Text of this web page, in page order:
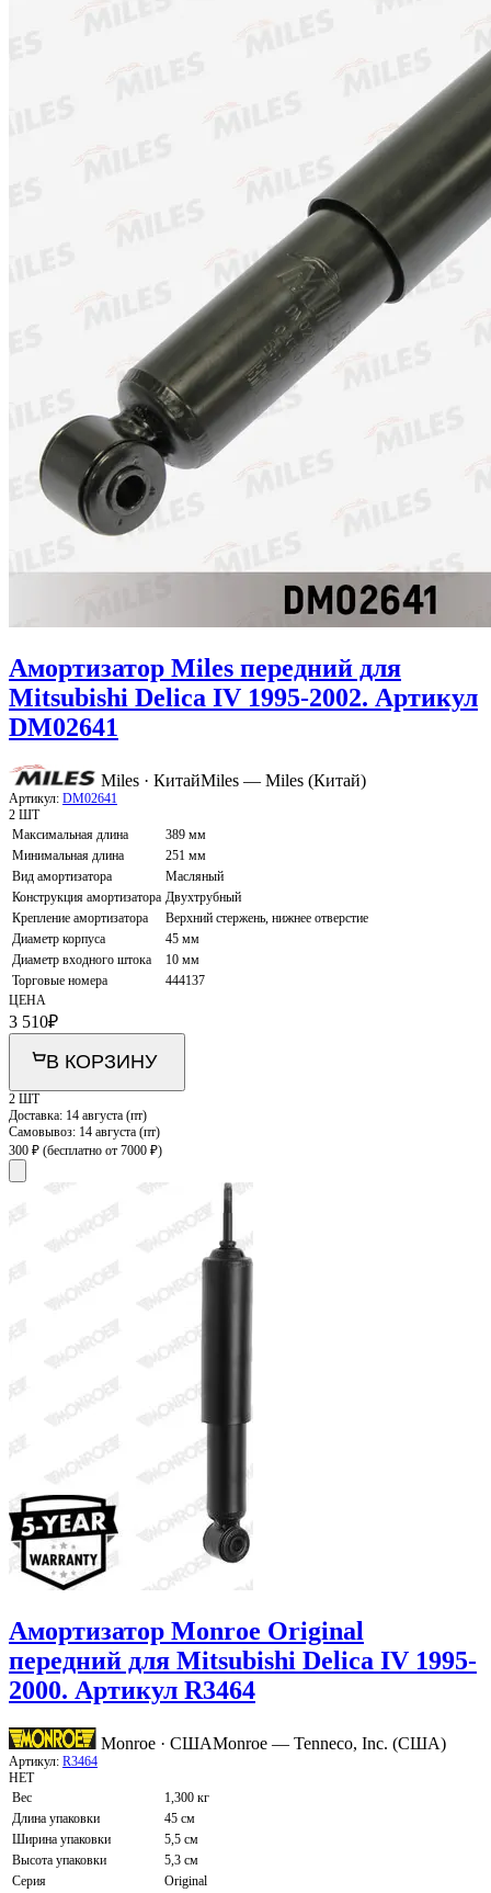
Амортизатор Miles передний для
Mitsubishi Delica IV 1995-2002. Артикул
DM02641
Miles · КитайMiles — Miles (Китай)
Артикул: DM02641
2 ШТ
Максимальная длина
389 мм
Минимальная длина
251 мм
Вид амортизатора
Масляный
Конструкция амортизатора Двухтрубный
Крепление амортизатора
Верхний стержень, нижнее отверстие
Диаметр корпуса
45 мм
Диаметр входного штока
10 мм
Торговые номера
444137
ЦЕНА
3 510₽
В КОРЗИНУ
2 ШТ
Доставка: 14 августа (пт)
Самовывоз: 14 августа (пт)
300 ₽ (бесплатно от 7000 ₽)
Амортизатор Monroe Original
передний для Mitsubishi Delica IV 1995-
2000. Артикул R3464
Monroe · СШАMonroe — Tenneco, Inc. (США)
Артикул: R3464
НЕТ
Вес
1,300 кг
Длина упаковки
45 см
Ширина упаковки
5,5 см
Высота упаковки
5,3 см
Серия
Original